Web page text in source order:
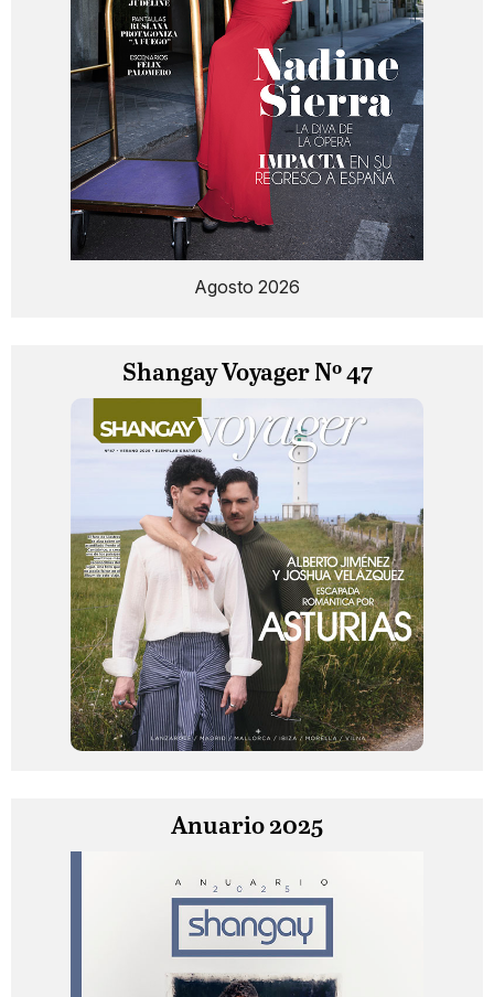
Agosto 2026
Shangay Voyager Nº 47
Anuario 2025